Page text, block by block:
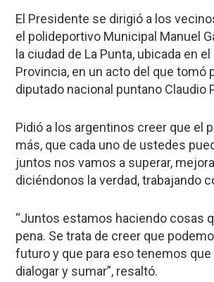
El Presidente se dirigió a los
el polideportivo Municipal Manuel
la ciudad de La Punta, ubicada en
Provincia, en un acto del que tomó
diputado nacional puntano Claudio
Pidió a los argentinos creer que el
más, que cada uno de ustedes
juntos nos vamos a superar,
diciéndonos la verdad, trabajando
“Juntos estamos haciendo cosas
pena. Se trata de creer que
futuro y que para eso tenemos que
dialogar y sumar”, resaltó.